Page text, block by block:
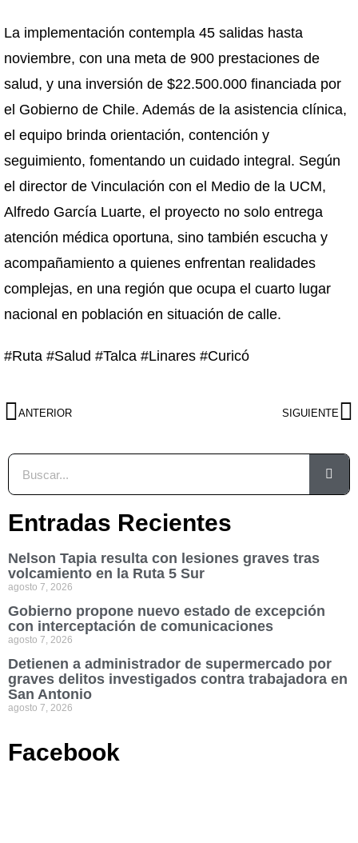
La implementación contempla 45 salidas hasta
noviembre, con una meta de 900 prestaciones de
salud, y una inversión de $22.500.000 financiada por
el Gobierno de Chile. Además de la asistencia clínica,
el equipo brinda orientación, contención y
seguimiento, fomentando un cuidado integral. Según
el director de Vinculación con el Medio de la UCM,
Alfredo García Luarte, el proyecto no solo entrega
atención médica oportuna, sino también escucha y
acompañamiento a quienes enfrentan realidades
complejas, en una región que ocupa el cuarto lugar
nacional en población en situación de calle.
#Ruta #Salud #Talca #Linares #Curicó
ANTERIOR SIGUIENTE
Entradas Recientes
Nelson Tapia resulta con lesiones graves tras
volcamiento en la Ruta 5 Sur
agosto 7, 2026
Gobierno propone nuevo estado de excepción
con interceptación de comunicaciones
agosto 7, 2026
Detienen a administrador de supermercado por
graves delitos investigados contra trabajadora en
San Antonio
agosto 7, 2026
Facebook